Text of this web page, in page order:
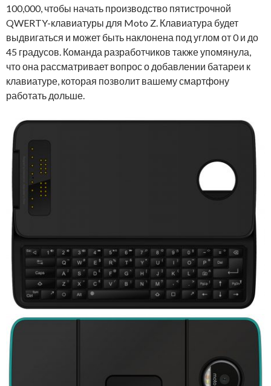
100,000, чтобы начать производство пятистрочной
QWERTY-клавиатуры для Moto Z. Клавиатура будет
выдвигаться и может быть наклонена под углом от 0 и до
45 градусов. Команда разработчиков также упомянула,
что она рассматривает вопрос о добавлении батареи к
клавиатуре, которая позволит вашему смартфону
работать дольше.